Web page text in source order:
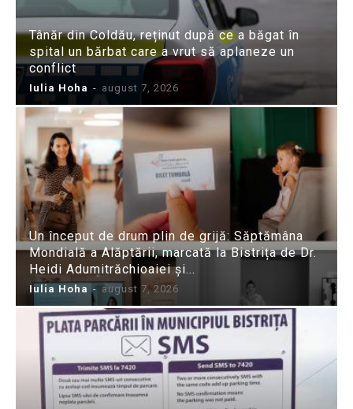
Tânăr din Coldău, reținut după ce a băgat în
spital un bărbat care a vrut să aplaneze un
conflict
Iulia Hoha - august 7, 2026
Un început de drum plin de grijă: Săptămâna
Mondială a Alăptării, marcată la Bistrița de Dr.
Heidi Adumitrăchioaiei și...
Iulia Hoha - august 7, 2026